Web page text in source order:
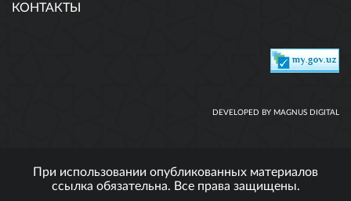
КОНТАКТЫ
DEVELOPED BY MAGNUS DIGITAL
При использовании опубликованных материалов
ссылка обязательна. Все права защищены.